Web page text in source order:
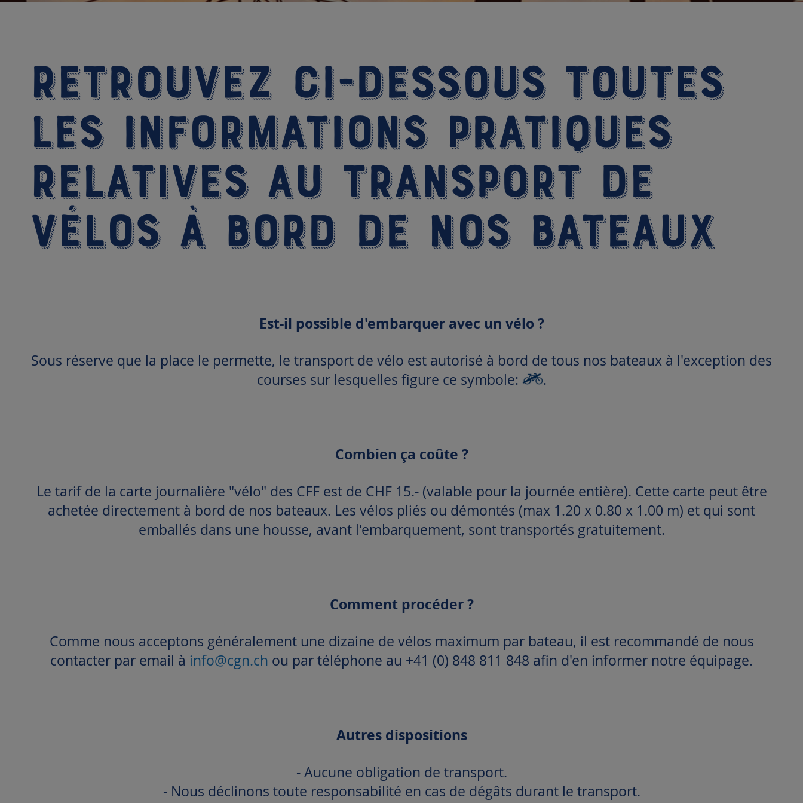
Retrouvez ci-dessous toutes
les informations pratiques
relatives au transport de
vélos à bord de nos bateaux
Est-il possible d'embarquer avec un vélo ?
Sous réserve que la place le permette, le transport de vélo est autorisé à bord de tous nos bateaux à l'exception des
courses sur lesquelles figure ce symbole:
.
Combien ça coûte ?
Le tarif de la carte journalière "vélo" des CFF est de CHF 15.- (valable pour la journée entière). Cette carte peut être
achetée directement à bord de nos bateaux. Les vélos pliés ou démontés (max 1.20 x 0.80 x 1.00 m) et qui sont
emballés dans une housse, avant l'embarquement, sont transportés gratuitement.
Comment procéder ?
Comme nous acceptons généralement une dizaine de vélos maximum par bateau, il est recommandé de nous
contacter par email à info@cgn.ch ou par téléphone au +41 (0) 848 811 848 afin d'en informer notre équipage.
Autres dispositions
- Aucune obligation de transport.
- Nous déclinons toute responsabilité en cas de dégâts durant le transport.